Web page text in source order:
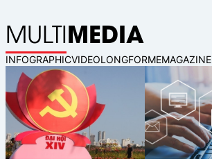
MULTIMEDIA
INFOGRAPHICVIDEOLONGFORMEMAGAZINE